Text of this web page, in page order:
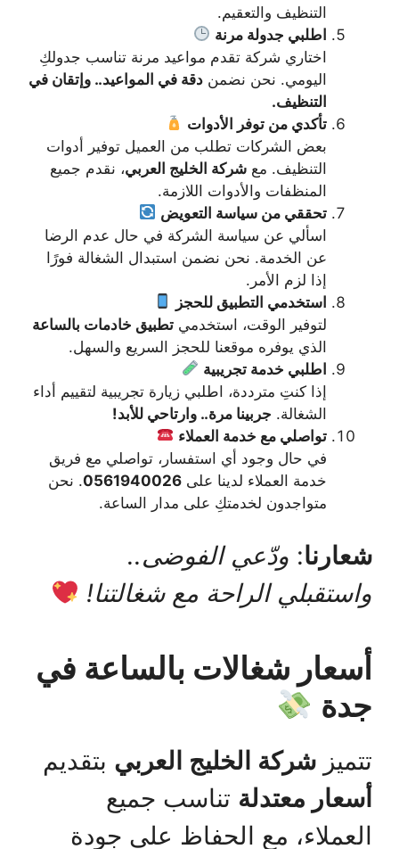
التنظيف والتعقيم.
اطلبي جدولة مرنة
اختاري شركة تقدم مواعيد مرنة تناسب جدولكِ
اليومي. نحن نضمن دقة في المواعيد.. وإتقان في
التنظيف.
تأكدي من توفر الأدوات
بعض الشركات تطلب من العميل توفير أدوات
التنظيف. مع شركة الخليج العربي، نقدم جميع
المنظفات والأدوات اللازمة.
تحققي من سياسة التعويض
اسألي عن سياسة الشركة في حال عدم الرضا
عن الخدمة. نحن نضمن استبدال الشغالة فورًا
إذا لزم الأمر.
استخدمي التطبيق للحجز
لتوفير الوقت، استخدمي تطبيق خادمات بالساعة
الذي يوفره موقعنا للحجز السريع والسهل.
اطلبي خدمة تجريبية
إذا كنتِ مترددة، اطلبي زيارة تجريبية لتقييم أداء
الشغالة. جربينا مرة.. وارتاحي للأبد!
تواصلي مع خدمة العملاء
في حال وجود أي استفسار، تواصلي مع فريق
خدمة العملاء لدينا على 0561940026. نحن
متواجدون لخدمتكِ على مدار الساعة.
شعارنا: ودّعي الفوضى..
واستقبلي الراحة مع شغالتنا!
أسعار شغالات بالساعة في
جدة
تتميز شركة الخليج العربي بتقديم
أسعار معتدلة تناسب جميع
العملاء، مع الحفاظ على جودة